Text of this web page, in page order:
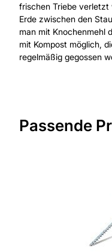
frischen Triebe verletzt
Erde zwischen den
man mit Knochenmehl
mit Kompost möglich,
regelmäßig gegossen
Passende